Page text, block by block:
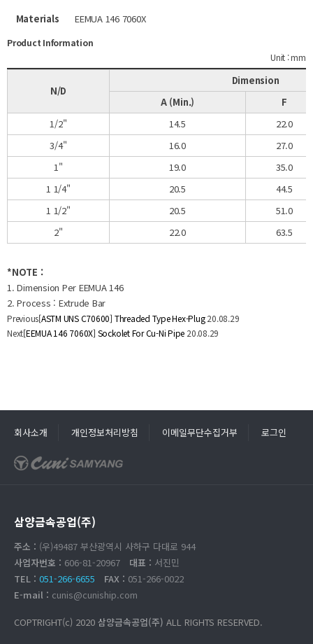
Materials EEMUA 146 7060X
Product Information
Unit : mm
N/D
Dimension
A (Min.)
F
1/2"
14.5
22.0
3/4"
16.0
27.0
1"
19.0
35.0
1 1/4"
20.5
44.5
1 1/2"
20.5
51.0
2"
22.0 63.5
*NOTE :
1. Dimension Per EEMUA 146
2. Process : Extrude Bar
Previous[ASTM UNS C70600] Threaded Type Hex-Plug 20.08.29
Next[EEMUA 146 7060X] Sockolet For Cu-Ni Pipe 20.08.29
회사소개 개인정보처리방침 이메일무단수집거부 로그인
삼양금속공업(주)
주소 : (우)49487 부산광역시 사하구 다대로 944
사업자번호 : 606-81-20967 대표 : 서진민
TEL : 051-266-6655 FAX : 051-266-0022
E-mail : cunis@cuniship.com
COPTRIGHT(c) 2020 삼양금속공업(주) ALL RIGHTS RESERVED.